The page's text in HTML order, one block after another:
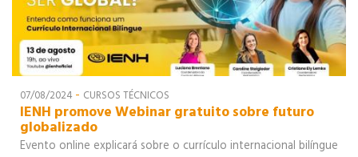
07/08/2024 - CURSOS TÉCNICOS
IENH promove Webinar gratuito sobre futuro
globalizado
Evento online explicará sobre o currículo internacional bilíngue